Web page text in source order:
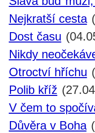
Nejkratší cesta
Dost času
Nikdy
Otroctví hříchu
Polib kříž
V čem to
Důvěra v Boha